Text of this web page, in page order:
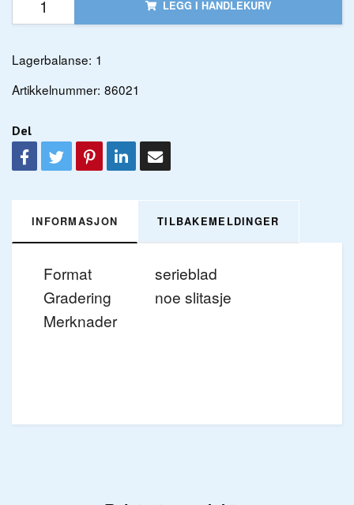
LEGG I HANDLEKURV
Lagerbalanse: 1
Artikkelnummer: 86021
Del
INFORMASJON TILBAKEMELDINGER
Format
serieblad
Gradering
noe slitasje
Merknader